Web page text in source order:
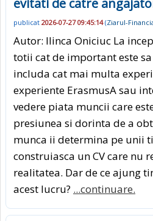
evitati de catre
publicat 2026-07-27 09:45:14(Ziarul-
Autor: Ilinca Oniciuc La
totii cat de important este sa
includa cat mai multa
experiente ErasmusA sau
vedere piata muncii care
presiunea si dorinta de a
munca ii determina pe unii
construiasca un CV care nu
realitatea. Dar de ce ajung
acest lucru? ...continuare.